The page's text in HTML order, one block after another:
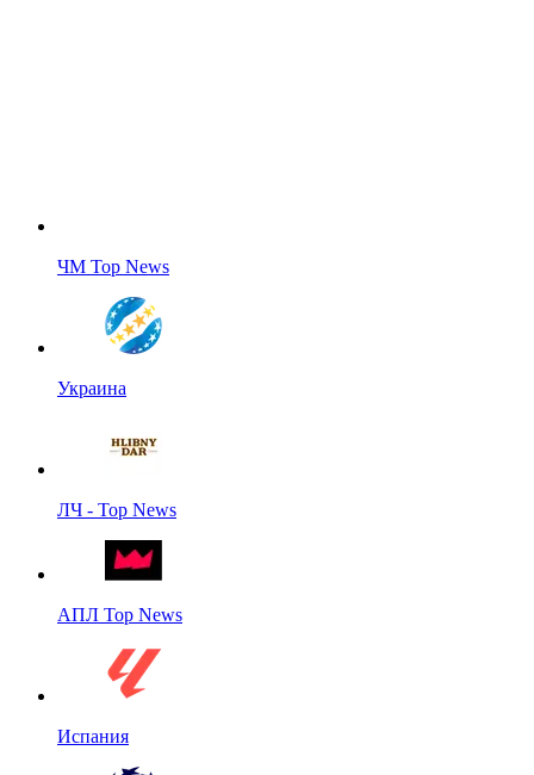
ЧМ Top News
Украина
ЛЧ - Top News
АПЛ Top News
Испания